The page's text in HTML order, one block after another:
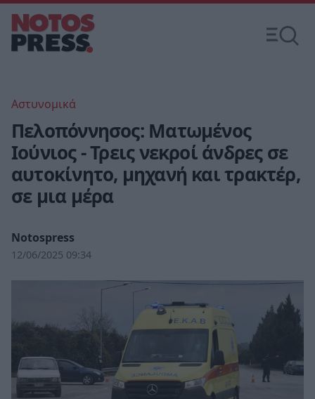
Αστυνομικά
Πελοπόννησος: Ματωμένος
Ιούνιος - Τρεις νεκροί άνδρες σε
αυτοκίνητο, μηχανή και τρακτέρ,
σε μια μέρα
Notospress
12/06/2025 09:34